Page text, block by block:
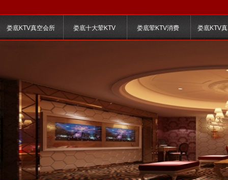
娄底KTV真空会所 娄底十大荤KTV 娄底荤KTV消费 娄底KTV